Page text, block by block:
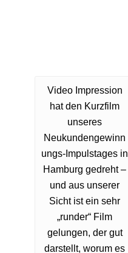
Video Impression
hat den Kurzfilm
unseres
Neukundengewinn
ungs-Impulstages in
Hamburg gedreht –
und aus unserer
Sicht ist ein sehr
„runder“ Film
gelungen, der gut
darstellt, worum es